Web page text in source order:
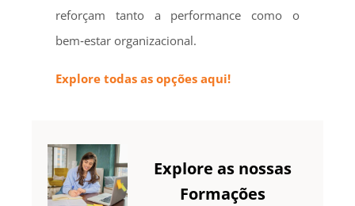
reforçam tanto a performance como o
bem‑estar organizacional.
Explore todas as opções aqui!
Explore as nossas
Formações